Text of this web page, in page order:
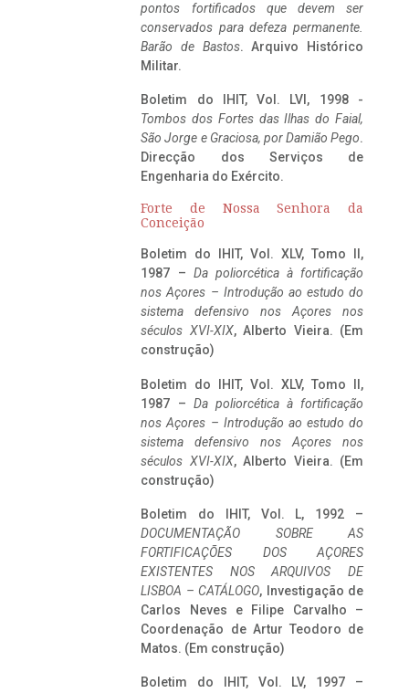
pontos fortificados que devem ser
conservados para defeza permanente.
Barão de Bastos. Arquivo Histórico
Militar.
Boletim do IHIT, Vol. LVI, 1998 -
Tombos dos Fortes das Ilhas do Faial,
São Jorge e Graciosa, por Damião Pego.
Direcção dos Serviços de
Engenharia do Exército.
Forte de Nossa Senhora da
Conceição
Boletim do IHIT, Vol. XLV, Tomo II,
1987 – Da poliorcética à fortificação
nos Açores – Introdução ao estudo do
sistema defensivo nos Açores nos
séculos XVI-XIX, Alberto Vieira. (Em
construção)
Boletim do IHIT, Vol. XLV, Tomo II,
1987 – Da poliorcética à fortificação
nos Açores – Introdução ao estudo do
sistema defensivo nos Açores nos
séculos XVI-XIX, Alberto Vieira. (Em
construção)
Boletim do IHIT, Vol. L, 1992 –
DOCUMENTAÇÃO SOBRE AS
FORTIFICAÇÕES DOS AÇORES
EXISTENTES NOS ARQUIVOS DE
LISBOA – CATÁLOGO, Investigação de
Carlos Neves e Filipe Carvalho –
Coordenação de Artur Teodoro de
Matos. (Em construção)
Boletim do IHIT, Vol. LV, 1997 –